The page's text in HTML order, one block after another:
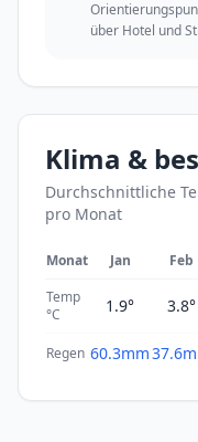
über Hotel und
Klima &
Durchschnittliche
pro Monat
Monat Jan Feb
Temp
°C
1.9° 3.8°
Regen 60.3mm